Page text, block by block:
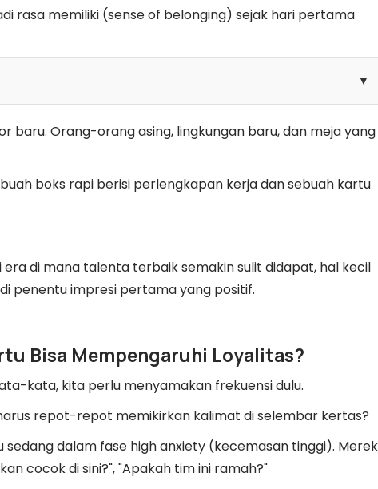
rasa memiliki (sense of belonging) sejak hari pertama
▼
baru. Orang-orang asing, lingkungan baru, dan meja yang
boks rapi berisi perlengkapan kerja dan sebuah kartu
era di mana talenta terbaik semakin sulit didapat, hal kecil
penentu impresi pertama yang positif.
Bisa Mempengaruhi Loyalitas?
kata, kita perlu menyamakan frekuensi dulu.
repot-repot memikirkan kalimat di selembar kertas?
sedang dalam fase high anxiety (kecemasan tinggi).
cocok di sini?", "Apakah tim ini ramah?"